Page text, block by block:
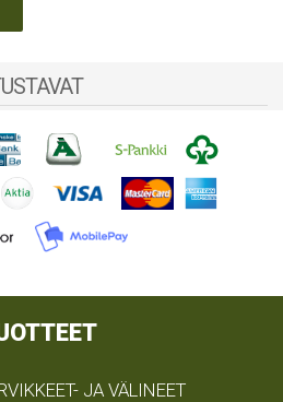
JA VÄLINEET